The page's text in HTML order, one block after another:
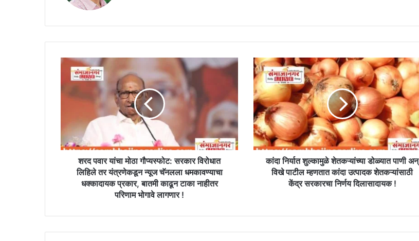
शरद
पवार
यांचा
मोठा
विरोधात
लिहिले
तर
यंत्रणेकडून
काढून
शरद पवार यांचा मोठा गौप्यस्फोट: सरकार विरोधात
लिहिले तर यंत्रणेकडून न्यूज चॅनलला धमकावण्याचा
धक्कादायक प्रकार, बातमी काढून टाका नाहीतर
परिणाम भोगावे लागणार !
कांदा
निर्यात
शुल्कामुळे
शेतकऱ्यांच्या
डोळ्यात
पाणी
अन्
विखे
पाटील
म्हणतात
दिलासादायक
कांदा निर्यात शुल्कामुळे शेतकऱ्यांच्या डोळ्यात पाणी अन्
विखे पाटील म्हणतात कांदा उत्पादक शेतकऱ्यांसाठी
केंद्र सरकारचा निर्णय दिलासादायक !